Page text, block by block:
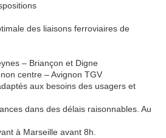
des liaisons ferroviaires de
– Briançon et Digne
centre – Avignon TGV
aux besoins des usagers et
dans des délais raisonnables. Au
à Marseille avant 8h.